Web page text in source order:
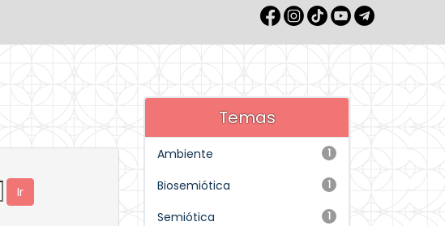
Temas
1
Ambiente
1
Biosemiótica
1
Semiótica